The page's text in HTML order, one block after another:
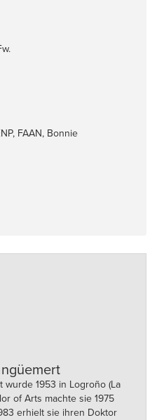
FAAN, Bonnie
wurde 1953 in Logroño (La
of Arts machte sie 1975
erhielt sie ihren Doktor